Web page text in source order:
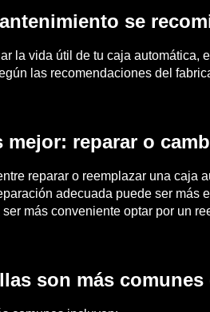
se
la vida útil de tu caja automática,
las recomendaciones del
mejor: reparar o
reparar o reemplazar una caja
adecuada puede ser más
más conveniente optar por un
son más